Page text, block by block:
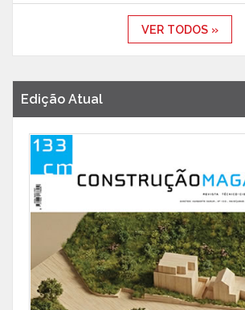
VER TODOS »
Edição Atual